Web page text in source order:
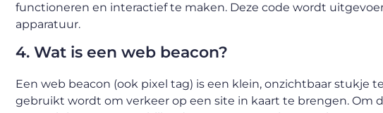
functioneren en interactief te maken. Deze code wordt
apparatuur.
4. Wat is een web beacon?
Een web beacon (ook pixel tag) is een klein, onzichtbaar stukje
gebruikt wordt om verkeer op een site in kaart te brengen. Om